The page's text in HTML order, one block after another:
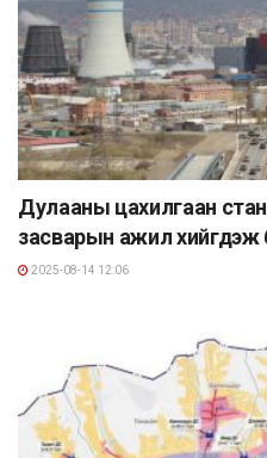
Дулааны цахилгаан
засварын ажил хийгдэж
2025-08-14 12:06